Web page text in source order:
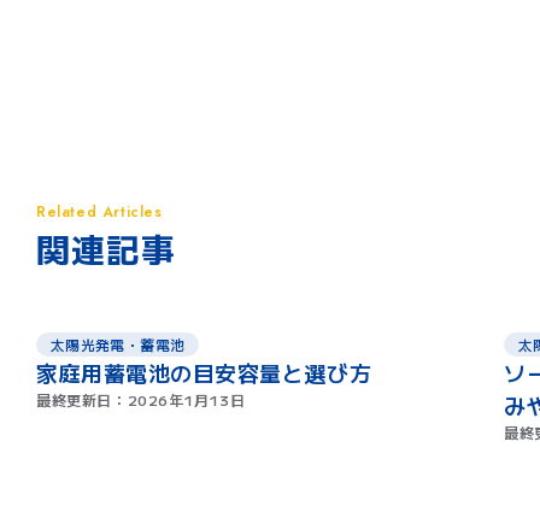
関連記事
太陽光発電・蓄電池
家庭用蓄電池の目安容量と選び方
最終更新日： 2026年1月13日
太
ソ
み
最終